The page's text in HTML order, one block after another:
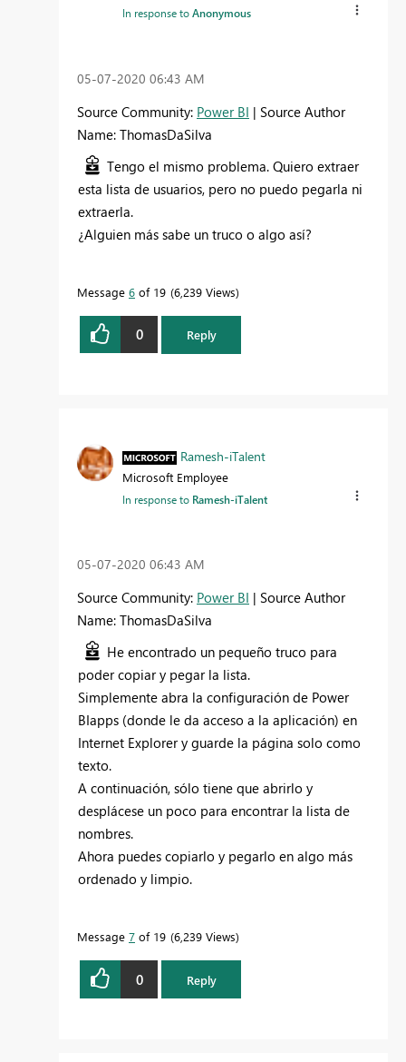
In response toAnonymous
‎05-07-2020 06:43 AM
Source Community: Power BI | Source Author
Name: ThomasDaSilva
Tengo el mismo problema. Quiero extraer
esta lista de usuarios, pero no puedo pegarla ni
extraerla.
¿Alguien más sabe un truco o algo así?
Message 6 of 19 6,239 Views
0 Reply
Ramesh-iTalent
Microsoft Employee
In response to Ramesh-iTalent
‎05-07-2020 06:43 AM
Source Community: Power BI | Source Author
Name: ThomasDaSilva
He encontrado un pequeño truco para
poder copiar y pegar la lista.
Simplemente abra la configuración de Power
BIapps (donde le da acceso a la aplicación) en
Internet Explorer y guarde la página solo como
texto.
A continuación, sólo tiene que abrirlo y
desplácese un poco para encontrar la lista de
nombres.
Ahora puedes copiarlo y pegarlo en algo más
ordenado y limpio.
Message 7 of 19 6,239 Views
0 Reply